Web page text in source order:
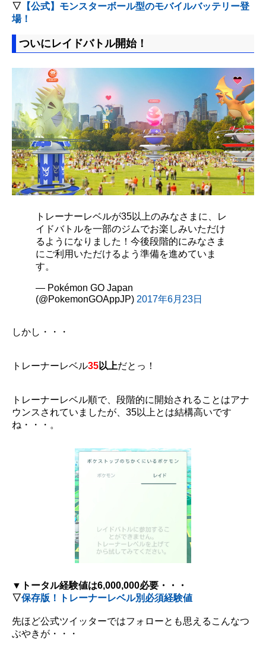
▽ 【公式】モンスターボール型のモバイルバッテリー登
場！
ついにレイドバトル開始！
トレーナーレベルが35以上のみなさまに、レ
イドバトルを一部のジムでお楽しみいただけ
るようになりました！今後段階的にみなさま
にご利用いただけるよう準備を進めていま
す。
— Pokémon GO Japan
(@PokemonGOAppJP) 2017年6月23日
しかし・・・
トレーナーレベル35以上だとっ！
トレーナーレベル順で、段階的に開始されることはアナ
ウンスされていましたが、35以上とは結構高いです
ね・・・。
▼トータル経験値は6,000,000必要・・・
▽保存版！トレーナーレベル別必須経験値
先ほど公式ツイッターではフォローとも思えるこんなつ
ぶやきが・・・